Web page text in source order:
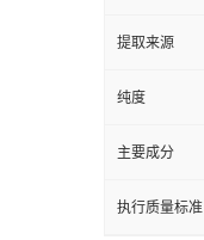
提取来源
纯度
主要成分
执行质量标准